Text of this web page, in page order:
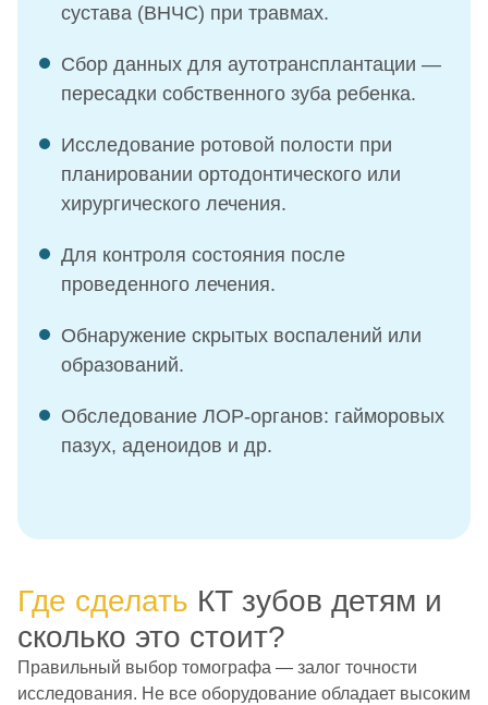
сустава (ВНЧС) при травмах.
Сбор данных для аутотрансплантации —
пересадки собственного зуба ребенка.
Исследование ротовой полости при
планировании ортодонтического или
хирургического лечения.
Для контроля состояния после
проведенного лечения.
Обнаружение скрытых воспалений или
образований.
Обследование ЛОР-органов: гайморовых
пазух, аденоидов и др.
Где сделать КТ зубов детям и
сколько это стоит?
Правильный выбор томографа — залог точности
исследования. Не все оборудование обладает высоким